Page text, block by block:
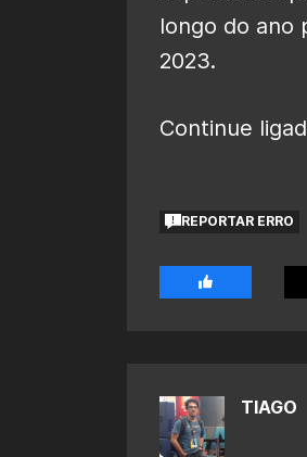
longo do ano
2023.
Continue
REPORTAR ERRO
TIAGO